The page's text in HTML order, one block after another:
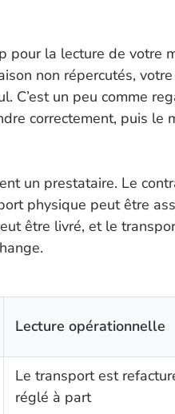
pour la lecture de votre
non répercutés,
C’est un peu comme
correctement, puis le
un prestataire. Le
physique peut être
être livré, et le
Lecture opérationnelle
Le transport est
réglé à part